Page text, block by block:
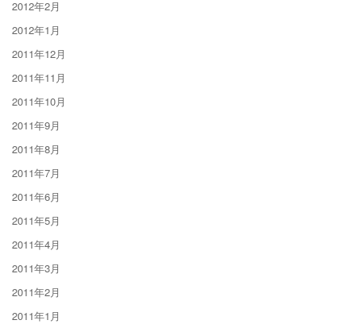
2012年2月
2012年1月
2011年12月
2011年11月
2011年10月
2011年9月
2011年8月
2011年7月
2011年6月
2011年5月
2011年4月
2011年3月
2011年2月
2011年1月